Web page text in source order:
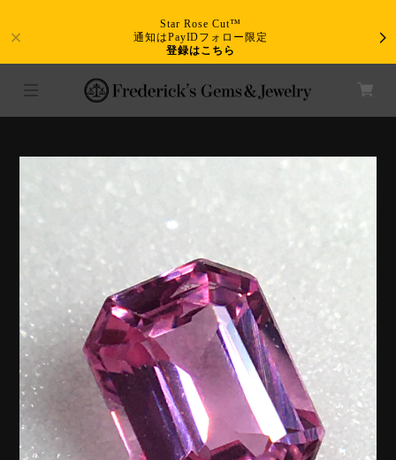
Star Rose Cut™
通知はPayIDフォロー限定
登録はこちら